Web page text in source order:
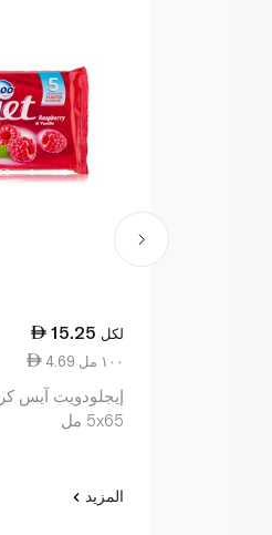
15.25 لكل
4.69 ١٠٠ مل
إيجلودويت آيس
5x65 مل
المزيد